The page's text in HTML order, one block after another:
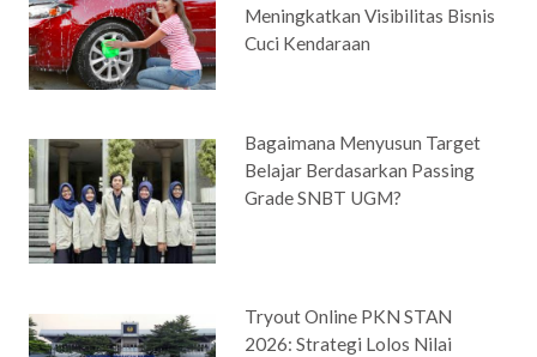
Meningkatkan Visibilitas Bisnis
Cuci Kendaraan
Bagaimana Menyusun Target
Belajar Berdasarkan Passing
Grade SNBT UGM?
Tryout Online PKN STAN
2026: Strategi Lolos Nilai